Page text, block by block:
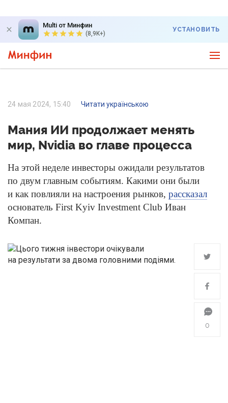
Multi от Минфин
(8,9K+)
УСТАНОВИТЬ
24 мая 2024, 15:40 Читати українською
Мания ИИ продолжает менять
мир, Nvidia во главе процесса
На этой неделе инвесторы ожидали результатов
по двум главным событиям. Какими они были
и как повлияли на настроения рынков, рассказал
основатель First Kyiv Investment Club Иван
Компан.
0